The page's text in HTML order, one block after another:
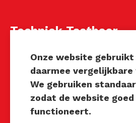
Techniek Tastbaar
Techniek Tastbaar in uw
te organiseren of heeft u
vragen over dit evenement,
neem dan contact met ons
via de gegevens.
Onze website gebruikt
daarmee
We gebruiken
zodat de website goed
functioneert.